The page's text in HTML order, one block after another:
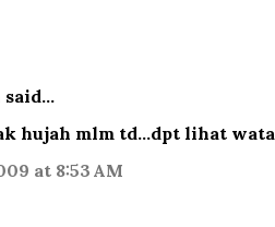
said…
hujah mlm td...dpt lihat
at 8:53 AM